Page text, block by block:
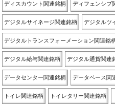
ディスカウント関連銘柄 ディフェンシブ
デジタルサイネージ関連銘柄 デジタルツ
デジタルトランスフォーメーション関連銘
デジタル給与関連銘柄 デジタル通貨関連
データセンター関連銘柄 データベース関
トイレ関連銘柄 トイレタリー関連銘柄